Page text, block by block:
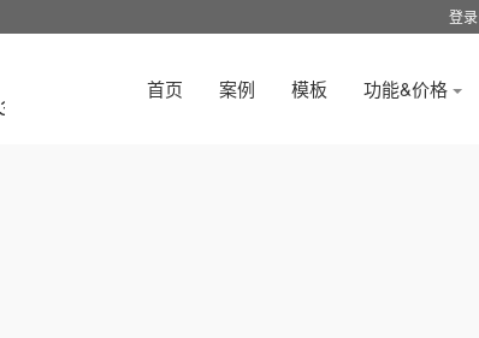
登录
首页 案例 模板 功能&价格